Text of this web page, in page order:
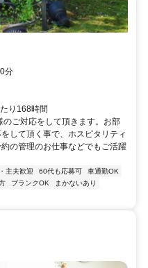
分
り168時間
ご対応をして頂きます。お部
して頂く事で、ホスピタリティ
の管理のお仕事などでもご活躍
主夫歓迎 60代も応募可
車通勤OK
ブランクOK
まかないあり